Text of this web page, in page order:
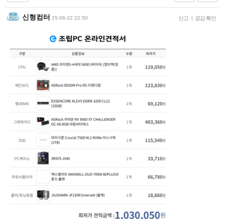
신형컴터 25-06-22 22:50 신고 | 공감 확인